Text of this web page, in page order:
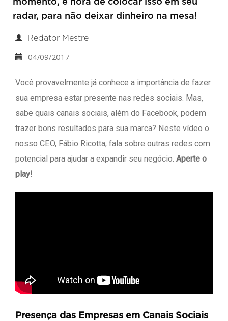
momento, é hora de colocar isso em seu
radar, para não deixar dinheiro na mesa!
Redator Mestre
04/09/2017
Você provavelmente já conhece a importância de fazer
sua empresa estar presente nas redes sociais. Mas,
sabe quais canais sociais, além do Facebook, podem
trazer bons resultados para sua marca? Neste vídeo o
nosso CEO, Fábio Ricotta, fala sobre outras redes com
potencial para ajudar a expandir seu negócio. Aperte o
play!
Presença das Empresas em Canais Sociais